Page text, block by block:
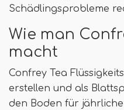
Schädlingsprobleme
Wie man
macht
Confrey Tea
erstellen und als
den Boden für